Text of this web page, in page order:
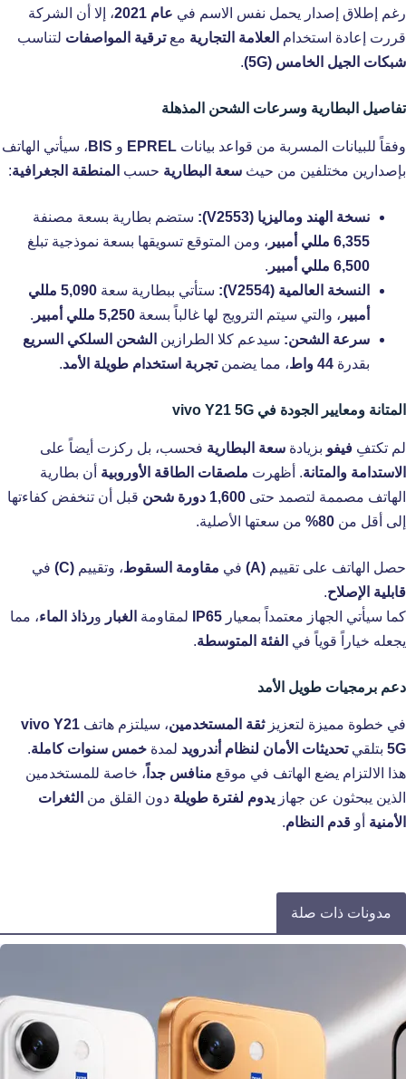
رغم إطلاق إصدار يحمل نفس الاسم في عام 2021
، إلا أن الشركة
قررت إعادة استخدام العلامة التجارية معترقية المواصفات لتناسب
شبكات الجيل الخامس (5G)
.
تفاصيل البطارية وسرعات الشحن المذهلة
وفقاً للبيانات المسربة من قواعد بيانات EPREL و BIS ، سيأتي الهاتف
بإصدارين مختلفين من حيث سعة البطارية حسب المنطقة الجغرافية:
نسخة الهند وماليزيا (V2553):
ستضم بطارية بسعة مصنفة
6,355 مللي أمبير
، ومن المتوقع تسويقها بسعة نموذجية تبلغ
6,500 مللي أمبير
.
النسخة العالمية (V2554):
ستأتي ببطارية سعة
5,090 مللي
أمبير ، والتي سيتم الترويج لها غالباً بسعة 5,250 مللي أمبير
.
سرعة الشحن: سيدعم كلا الطرازين الشحن السلكي السريع
بقدرة 44 واط ، مما يضمنتجربة استخدام طويلة الأمد.
المتانة ومعايير الجودة في vivo Y21 5G
لم تكتفِ فيفو بزيادة سعة البطارية فحسب، بل ركزت أيضاً على
الاستدامة والمتانة. أظهرت ملصقات الطاقة الأوروبية أن بطارية
الهاتف مصممة لتصمد حتى 1,600 دورة شحن
قبل أن تنخفض كفاءتها
إلى أقل من 80% من سعتها الأصلية.
حصل الهاتف على تقييم (A) في مقاومة السقوط، وتقييم (C)
في
قابلية الإصلاح.
كما سيأتي الجهاز معتمداً بمعيار IP65 لمقاومة الغبار ورذاذ الماء، مما
يجعله خياراً قوياً في الفئة المتوسطة.
دعم برمجيات طويل الأمد
في خطوة مميزة لتعزيزثقة المستخدمين، سيلتزم هاتف vivo Y21
5G بتلقيتحديثات الأمان لنظام أندرويد لمدة خمس سنوات كاملة.
هذا الالتزام يضع الهاتف في موقع منافس جداً ، خاصة للمستخدمين
الذين يبحثون عن جهاز يدوم لفترة طويلة دون القلق من الثغرات
الأمنية أو قدم النظام.
مدونات ذات صلة